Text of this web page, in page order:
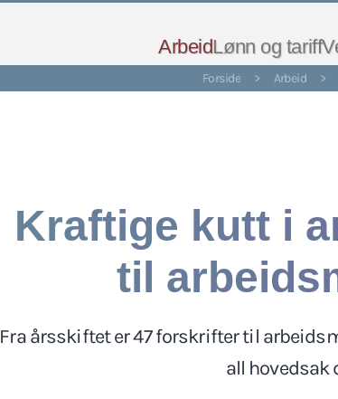
ArbeidLønn og tariff
Forside > Arbeid >
Kraftige kutt i
til
Fra årsskiftet er 47 forskrifter til
all hovedsak